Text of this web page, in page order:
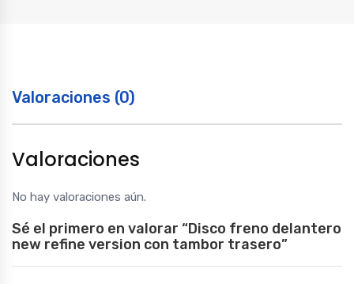
Valoraciones (0)
Valoraciones
No hay valoraciones aún.
Sé el primero en valorar “Disco freno delantero
new refine version con tambor trasero”